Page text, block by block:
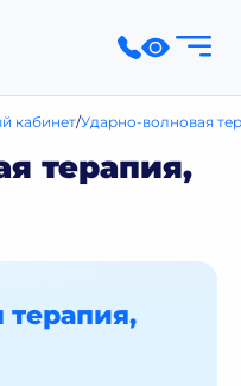
кабинет Ударно-волновая
терапия,
терапия,